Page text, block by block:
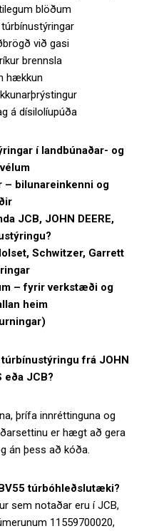
blöðum
við gasi
brennsla
hækkun
á dísilolíupúða
í landbúnaðar- og
– bilunareinkenni og
JCB, JOHN DEERE,
Schwitzer, Garrett
– fyrir verkstæði og
heim
frá JOHN
eða JCB?
þrífa innréttinguna og
er hægt að gera
án þess að kóða.
túrbóhleðslutæki?
sem notaðar eru í JCB,
11559700020,